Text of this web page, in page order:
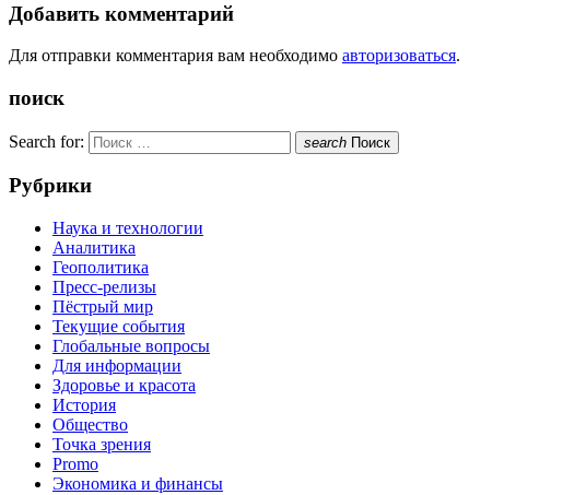
Добавить комментарий
Для отправки комментария вам необходимо авторизоваться.
поиск
Search for: search Поиск
Рубрики
Наука и технологии
Аналитика
Геополитика
Пресс-релизы
Пёстрый мир
Текущие события
Глобальные вопросы
Для информации
Здоровье и красота
История
Общество
Точка зрения
Promo
Экономика и финансы